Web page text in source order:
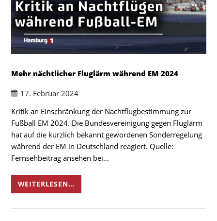
Mehr nächtlicher Fluglärm während EM 2024
17. Februar 2024
Kritik an Einschränkung der Nachtflugbestimmung zur
Fußball EM 2024. Die Bundesvereinigung gegen Fluglärm
hat auf die kürzlich bekannt gewordenen Sonderregelung
während der EM in Deutschland reagiert. Quelle:
Fernsehbeitrag ansehen bei…
WEITERLESEN…